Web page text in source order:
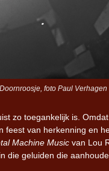
foto Paul Verhagen
zo toegankelijk is.
van herkenning en
Machine Music van Lou
die geluiden die